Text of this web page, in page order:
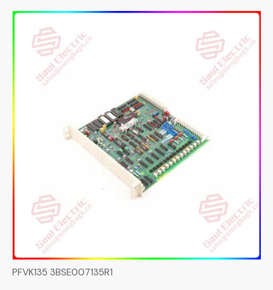
PFVK135 3BSE007135R1